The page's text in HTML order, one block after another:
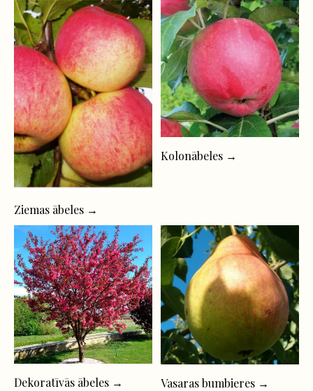
Ziemas ābeles →
Kolonābeles →
Dekoratīvās ābeles → Vasaras bumbieres →